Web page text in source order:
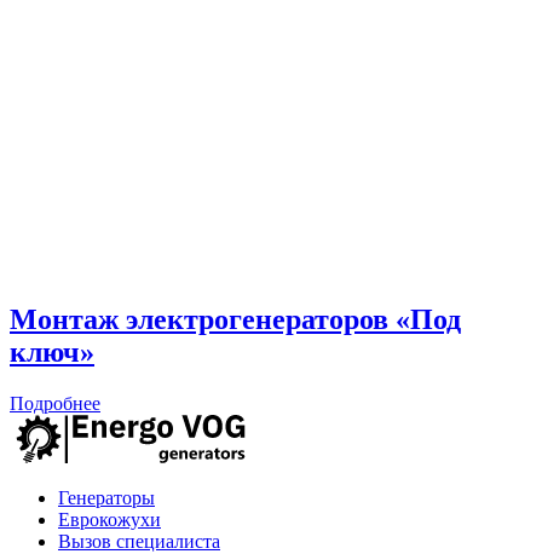
Монтаж электрогенераторов «Под
ключ»
Подробнее
Генераторы
Еврокожухи
Вызов специалиста